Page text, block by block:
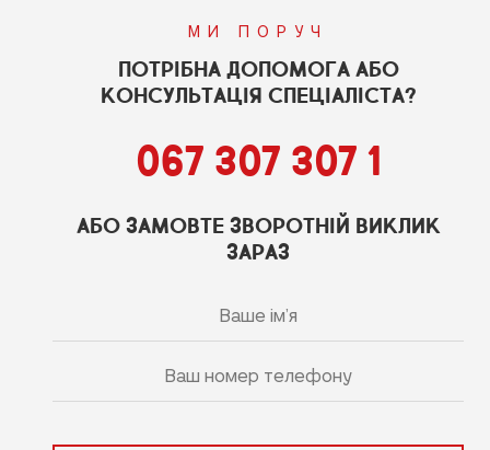
МИ ПОРУЧ
ПОТРІБНА ДОПОМОГА АБО
КОНСУЛЬТАЦІЯ СПЕЦІАЛІСТА?
067 307 307 1
АБО ЗАМОВТЕ ЗВОРОТНІЙ ВИКЛИК
ЗАРАЗ